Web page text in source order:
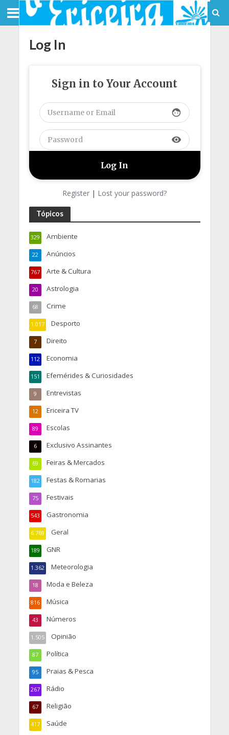
Log In
Sign in to Your Account
face
visibility
Register | Lost your password?
Tópicos
Ambiente
329
Anúncios
22
Arte & Cultura
767
Astrologia
20
Crime
68
Desporto
1.017
Direito
7
Economia
112
Efemérides & Curiosidades
151
Entrevistas
9
Ericeira TV
12
Escolas
89
Exclusivo Assinantes
6
Feiras & Mercados
69
Festas & Romarias
182
Festivais
75
Gastronomia
543
Geral
6.769
GNR
189
Meteorologia
1.362
Moda e Beleza
18
Música
816
Números
43
Opinião
1.505
Política
87
Praias & Pesca
95
Rádio
267
Religião
67
Saúde
417